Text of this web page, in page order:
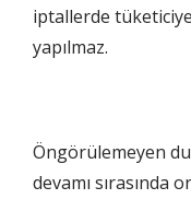
iptallerde
yapılmaz.
Öngörülemeyen
devamı sırasında